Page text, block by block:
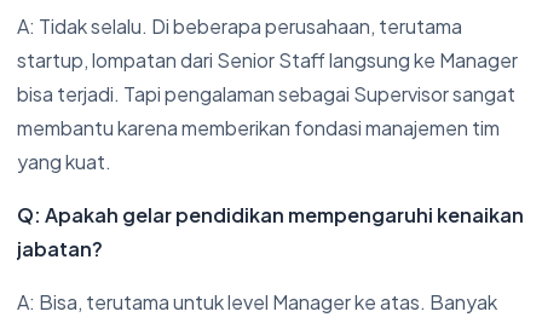
A: Tidak selalu. Di beberapa perusahaan, terutama
startup, lompatan dari Senior Staff langsung ke Manager
bisa terjadi. Tapi pengalaman sebagai Supervisor sangat
membantu karena memberikan fondasi manajemen tim
yang kuat.
Q: Apakah gelar pendidikan mempengaruhi kenaikan
jabatan?
A: Bisa, terutama untuk level Manager ke atas. Banyak